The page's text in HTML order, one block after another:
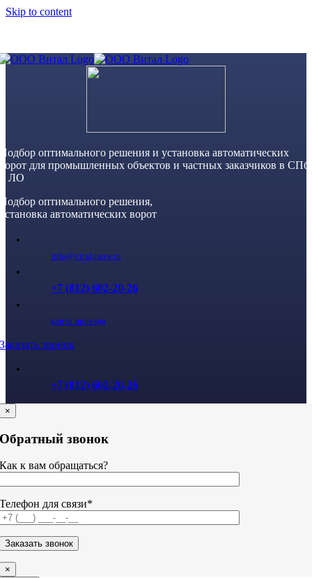
Skip to content
Подбор оптимального решения и установка автоматических
ворот для промышленных объектов и частных заказчиков в СПб
и ЛО
Подбор оптимального решения,
установка автоматических ворот
info@vitalgates.ru
+7 (812) 602-20-26
карта проезда
Заказать звонок
+7 (812) 602-20-26
×
Обратный звонок
Как к вам обращаться?
Телефон для связи*
×